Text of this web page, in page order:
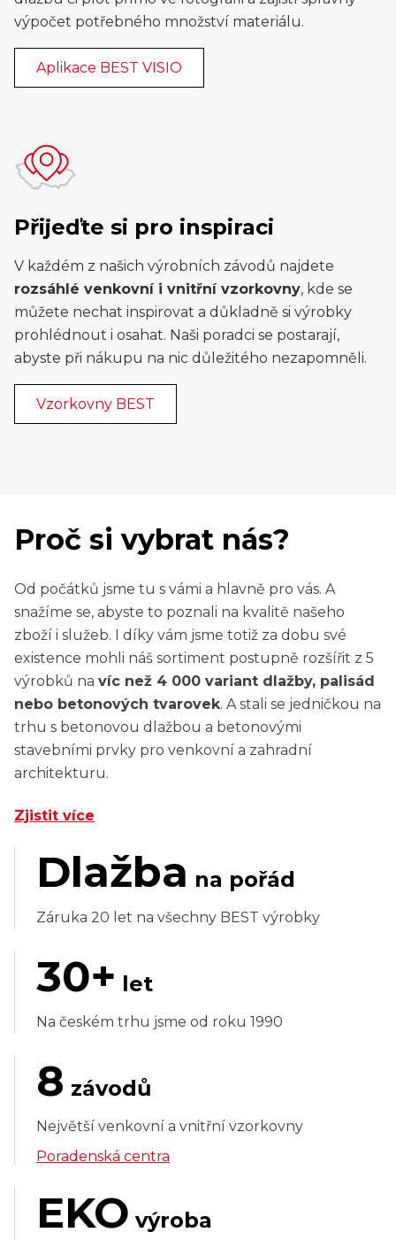
výpočet potřebného množství materiálu.
Aplikace BEST VISIO
Přijeďte si pro inspiraci
V každém z našich výrobních závodů najdete
rozsáhlé venkovní i vnitřní vzorkovny, kde se
můžete nechat inspirovat a důkladně si výrobky
prohlédnout i osahat. Naši poradci se postarají,
abyste při nákupu na nic důležitého nezapomněli.
Vzorkovny BEST
Proč si vybrat nás?
Od počátků jsme tu s vámi a hlavně pro vás. A
snažíme se, abyste to poznali na kvalitě našeho
zboží i služeb. I díky vám jsme totiž za dobu své
existence mohli náš sortiment postupně rozšířit z 5
výrobků na víc než 4 000 variant dlažby, palisád
nebo betonových tvarovek. A stali se jedničkou na
trhu s betonovou dlažbou a betonovými
stavebními prvky pro venkovní a zahradní
architekturu.
Zjistit více
Dlažba na pořád
Záruka 20 let na všechny BEST výrobky
30+ let
Na českém trhu jsme od roku 1990
8 závodů
Největší venkovní a vnitřní vzorkovny
Poradenská centra
EKO výroba